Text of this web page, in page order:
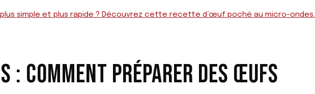
simple et plus rapide ? Découvrez cette recette d’œuf poché au micro-ondes.
: COMMENT PRÉPARER DES ŒUFS